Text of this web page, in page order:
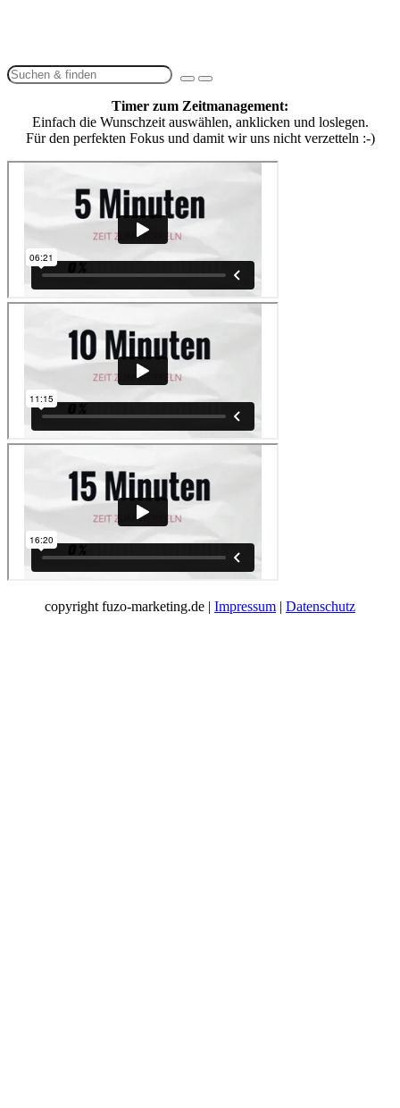
Timer zum Zeitmanagement:
Einfach die Wunschzeit auswählen, anklicken und loslegen.
Für den perfekten Fokus und damit wir uns nicht verzetteln :-)
copyright fuzo-marketing.de | Impressum | Datenschutz